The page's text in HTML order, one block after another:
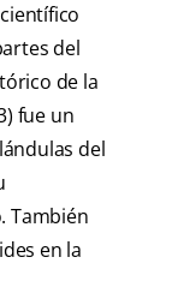
del
de la
fue un
del
También
en la